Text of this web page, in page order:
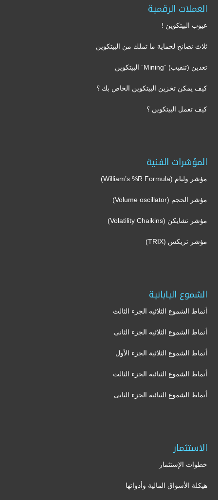
العملات الرقمية
عيوب البيتكوين !
ثلاث نصائح لحماية ما تملك من البيتكوين
تعدين (تنقيب) “Mining” البيتكوين
كيف يمكن تخزين البيتكوين الخاص بك ؟
كيف تعمل البيتكوين ؟
المؤشرات الفنية
مؤشر وليام (William’s %R Formula)
مؤشر الحجم (Volume oscillator)
مؤشر تشايكن (Volatility Chaikins)
مؤشر تريكس (TRIX)
الشموع اليابانية
أنماط الشموع الثلاثيه الجزء الثالث
أنماط الشموع الثلاثيه الجزء الثانى
أنماط الشموع الثلاثية الجزء الأول
أنماط الشموع الثنائيه الجزء الثالث
أنماط الشموع الثنائيه الجزء الثانى
الاستثمار
خطوات الإستثمار
هيكلة الأسواق المالية وأدواتها